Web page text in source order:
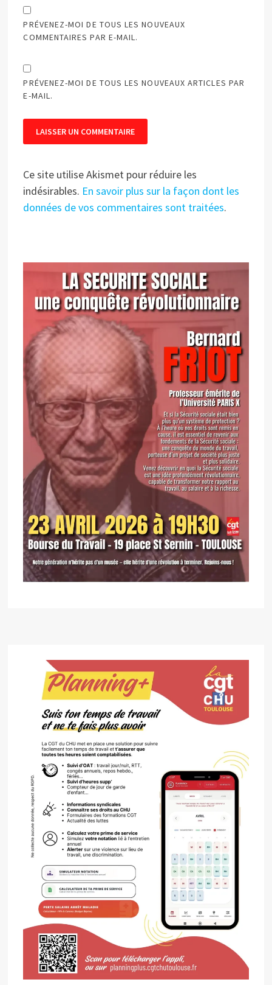
PRÉVENEZ-MOI DE TOUS LES NOUVEAUX
COMMENTAIRES PAR E-MAIL.
PRÉVENEZ-MOI DE TOUS LES NOUVEAUX ARTICLES PAR
E-MAIL.
Ce site utilise Akismet pour réduire les
indésirables. En savoir plus sur la façon dont les
données de vos commentaires sont traitées.